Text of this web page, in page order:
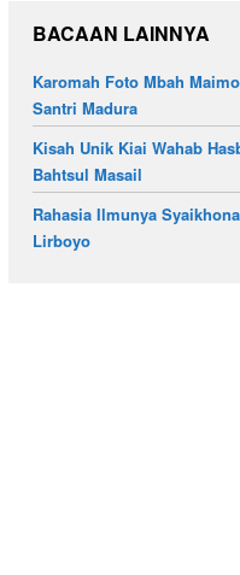
BACAAN LAINNYA
Karomah Foto Mbah
Santri Madura
Kisah Unik Kiai Wahab
Bahtsul Masail
Rahasia Ilmunya
Lirboyo